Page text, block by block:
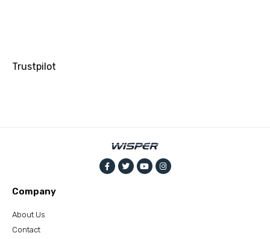
Trustpilot
Company
About Us
Contact